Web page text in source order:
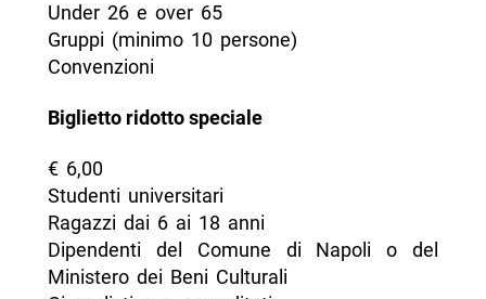
Under 26 e over 65
Gruppi (minimo 10 persone)
Convenzioni
Biglietto ridotto speciale
€ 6,00
Studenti universitari
Ragazzi dai 6 ai 18 anni
Dipendenti del Comune di Napoli o del
Ministero dei Beni Culturali